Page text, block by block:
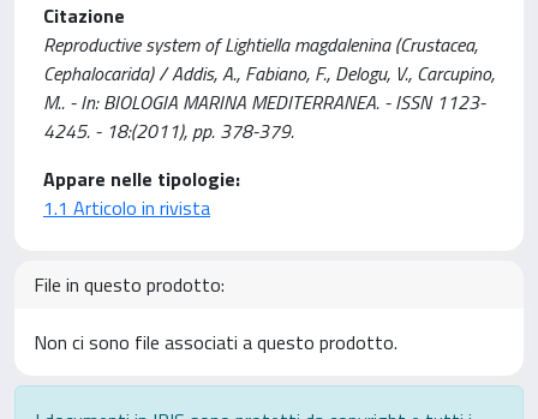
Citazione
Reproductive system of Lightiella magdalenina (Crustacea,
Cephalocarida) / Addis, A., Fabiano, F., Delogu, V., Carcupino,
M.. - In: BIOLOGIA MARINA MEDITERRANEA. - ISSN 1123-
4245. - 18:(2011), pp. 378-379.
Appare nelle tipologie:
1.1 Articolo in rivista
File in questo prodotto:
Non ci sono file associati a questo prodotto.